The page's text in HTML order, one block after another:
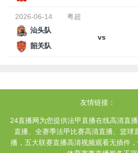
2026-06-14
粤超
汕头队
vs
韶关队
友情链接：
24直播网为您提供法甲直播在线高清直
直播、全赛季法甲比赛高清直播、篮球
播，五大联赛直播高清视频观看无插件